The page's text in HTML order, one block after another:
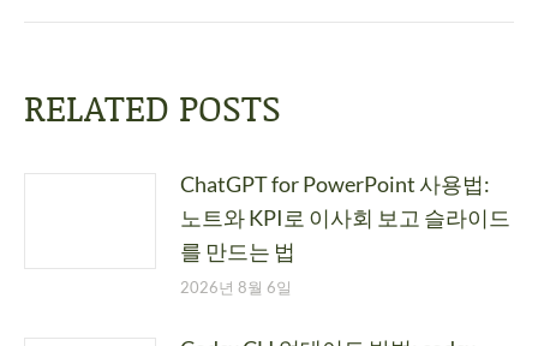
RELATED POSTS
ChatGPT for PowerPoint 사용법:
노트와 KPI로 이사회 보고 슬라이드
를 만드는 법
2026년 8월 6일